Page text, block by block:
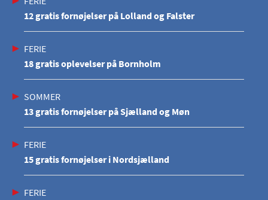
12 gratis fornøjelser på Lolland og Falster
FERIE
18 gratis oplevelser på Bornholm
SOMMER
13 gratis fornøjelser på Sjælland og Møn
FERIE
15 gratis fornøjelser i Nordsjælland
FERIE